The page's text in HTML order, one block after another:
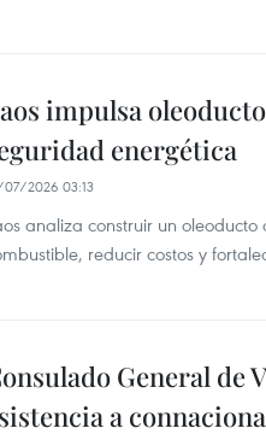
impulsa
energética
07/2026 03:13
analiza construir un
reducir costos y
General de
a